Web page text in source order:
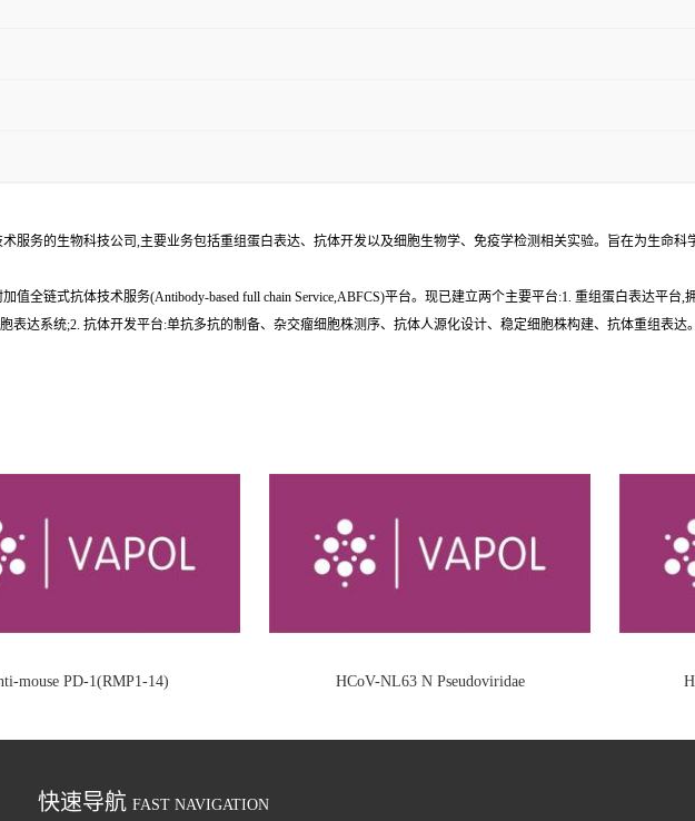
服务的生物科技公司,主要业务包括重组蛋白表达、抗体开发以及细胞生物学、免疫学检测相关实验。旨在为生命
全链式抗体技术服务(Antibody-based full chain Service,ABFCS)平台。现已建立两个主要平台:1. 重组蛋白表达平台
达系统;2. 抗体开发平台:单抗多抗的制备、杂交瘤细胞株测序、抗体人源化设计、稳定细胞株构建、抗体重组表达。
mouse PD-1(RMP1-14) HCoV-NL63 N Pseudoviridae
快速导航 FAST NAVIGATION